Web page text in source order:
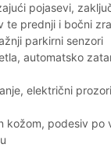
pojasevi,
te prednji i bočni
parkirni senzori
automatsko
električni
kožom, podesiv po